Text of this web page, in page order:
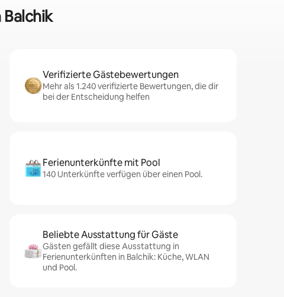
Verifizierte Gästebewertungen
Mehr als 1.240 verifizierte Bewertungen, die dir
bei der Entscheidung helfen
Ferienunterkünfte mit Pool
140 Unterkünfte verfügen über einen Pool.
Beliebte Ausstattung für Gäste
Gästen gefällt diese Ausstattung in
Ferienunterkünften in Balchik: Küche, WLAN
und Pool.